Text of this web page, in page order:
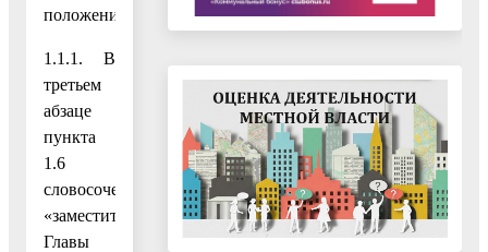
положения»:
1.1.1. В
третьем
абзаце
пункта
1.6
словосочетание
«заместители
Главы